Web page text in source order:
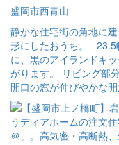
盛岡市西青山
静かな住宅街の角地に
形にしたおうち。 23.5
に、黒のアイランドキ
がります。 リビング部
開口の窓が伸びやかな